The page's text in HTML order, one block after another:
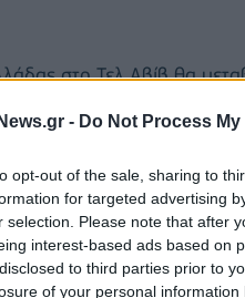
- Do Not Process
opt-out of the sale, sharing to
for targeted advertising
selection. Please note that after
interest-based ads based on
to third parties prior to
of your personal
στο Τελ Αβίβ θα
πολίτες, για την παροχή
ολοκληρωθούν το
τους.
προς την ισραηλινή
πολιτών και την
πως παραμένει σε